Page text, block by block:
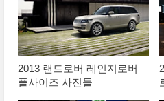
2013 랜드로버 레인지로버
풀사이즈 사진들